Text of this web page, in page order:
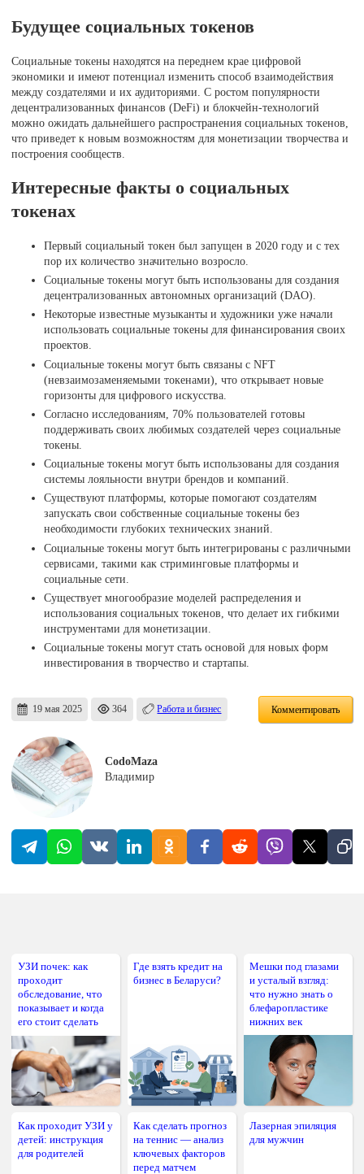
Будущее социальных токенов
Социальные токены находятся на переднем крае цифровой
экономики и имеют потенциал изменить способ взаимодействия
между создателями и их аудиториями. С ростом популярности
децентрализованных финансов (DeFi) и блокчейн-технологий
можно ожидать дальнейшего распространения социальных токенов,
что приведет к новым возможностям для монетизации творчества и
построения сообществ.
Интересные факты о социальных
токенах
Первый социальный токен был запущен в 2020 году и с тех
пор их количество значительно возросло.
Социальные токены могут быть использованы для создания
децентрализованных автономных организаций (DAO).
Некоторые известные музыканты и художники уже начали
использовать социальные токены для финансирования своих
проектов.
Социальные токены могут быть связаны с NFT
(невзаимозаменяемыми токенами), что открывает новые
горизонты для цифрового искусства.
Согласно исследованиям, 70% пользователей готовы
поддерживать своих любимых создателей через социальные
токены.
Социальные токены могут быть использованы для создания
системы лояльности внутри брендов и компаний.
Существуют платформы, которые помогают создателям
запускать свои собственные социальные токены без
необходимости глубоких технических знаний.
Социальные токены могут быть интегрированы с различными
сервисами, такими как стриминговые платформы и
социальные сети.
Существует многообразие моделей распределения и
использования социальных токенов, что делает их гибкими
инструментами для монетизации.
Социальные токены могут стать основой для новых форм
инвестирования в творчество и стартапы.
19 мая 2025 364 Работа и бизнес Комментировать
CodoMaza
Владимир
УЗИ почек: как
проходит
обследование, что
показывает и когда
его стоит сделать
Где взять кредит на
бизнес в Беларуси?
Мешки под глазами
и усталый взгляд:
что нужно знать о
блефаропластике
нижних век
Как проходит УЗИ у
детей: инструкция
для родителей
Как сделать прогноз
на теннис — анализ
ключевых факторов
перед матчем
Лазерная эпиляция
для мужчин